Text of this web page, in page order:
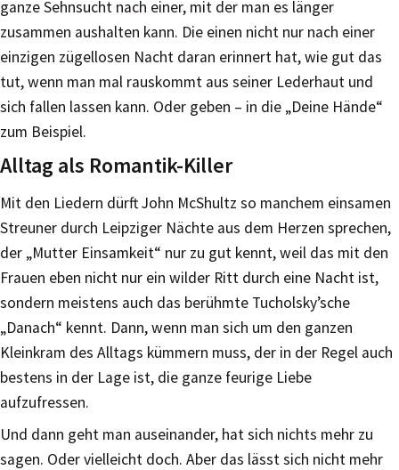
ganze Sehnsucht nach einer, mit der man es länger
zusammen aushalten kann. Die einen nicht nur nach einer
einzigen zügellosen Nacht daran erinnert hat, wie gut das
tut, wenn man mal rauskommt aus seiner Lederhaut und
sich fallen lassen kann. Oder geben – in die „Deine Hände“
zum Beispiel.
Alltag als Romantik-Killer
Mit den Liedern dürft John McShultz so manchem einsamen
Streuner durch Leipziger Nächte aus dem Herzen sprechen,
der „Mutter Einsamkeit“ nur zu gut kennt, weil das mit den
Frauen eben nicht nur ein wilder Ritt durch eine Nacht ist,
sondern meistens auch das berühmte Tucholsky’sche
„Danach“ kennt. Dann, wenn man sich um den ganzen
Kleinkram des Alltags kümmern muss, der in der Regel auch
bestens in der Lage ist, die ganze feurige Liebe
aufzufressen.
Und dann geht man auseinander, hat sich nichts mehr zu
sagen. Oder vielleicht doch. Aber das lässt sich nicht mehr